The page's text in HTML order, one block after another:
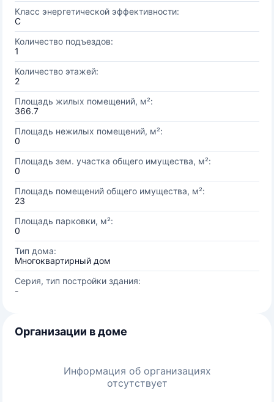
Класс энергетической эффективности:
C
Количество подъездов:
1
Количество этажей:
2
Площадь жилых помещений, м²:
366.7
Площадь нежилых помещений, м²:
0
Площадь зем. участка общего имущества, м²:
0
Площадь помещений общего имущества, м²:
23
Площадь парковки, м²:
0
Тип дома:
Многоквартирный дом
Серия, тип постройки здания:
-
Организации в доме
Информация об организациях
отсутствует